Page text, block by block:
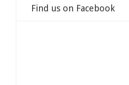
Find us on Facebook